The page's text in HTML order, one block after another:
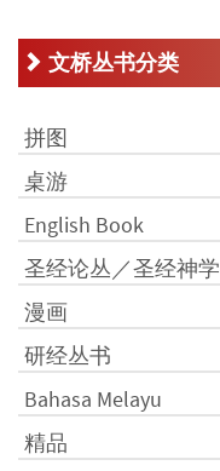
文桥丛书分类
拼图
桌游
English Book
圣经论丛／圣经神学
漫画
研经丛书
Bahasa Melayu
精品